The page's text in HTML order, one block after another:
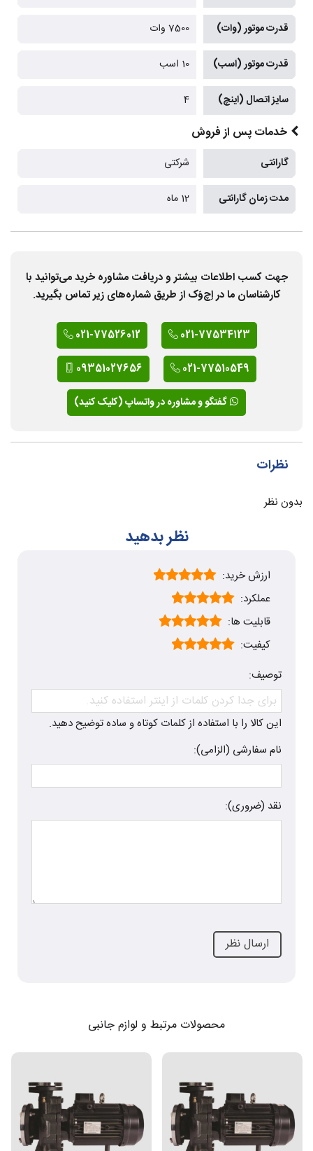
قدرت موتور (وات) 7500 وات
قدرت موتور (اسب) 10 اسب
سایز اتصال (اینچ) 4
خدمات پس از فروش
گارانتی شرکتی
مدت زمان گارانتی 12 ماه
جهت کسب اطلاعات بیشتر و دریافت مشاوره خرید می‌توانید با
کارشناسان ما در اِچ‌وَک از طریق شماره‌های زیر تماس بگیرید.
021-77534123
021-77526012
021-77510549
09351027656
گفتگو و مشاوره در واتساپ (کلیک کنید)
نظرات
بدون نظر
نظر بدهید
ارزش خرید:
عملکرد:
قابلیت ها:
کیفیت:
توصیف:
این کالا را با استفاده از کلمات کوتاه و ساده توضیح دهید.
نام سفارشی (الزامی):
نقد (ضروری):
محصولات مرتبط و لوازم جانبی